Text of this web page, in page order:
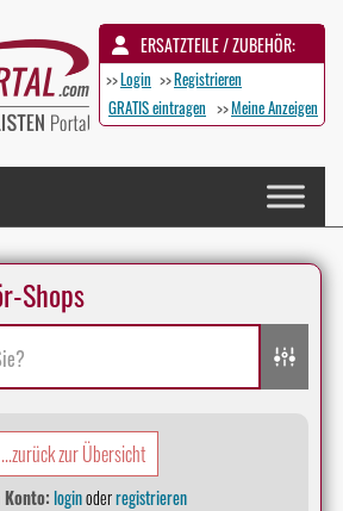
ERSATZTEILE / ZUBEHÖR:
>>Login >>Registrieren
GRATIS eintragen >>Meine Anzeigen
Shops
...zurück zur Übersicht
loginoderregistrieren